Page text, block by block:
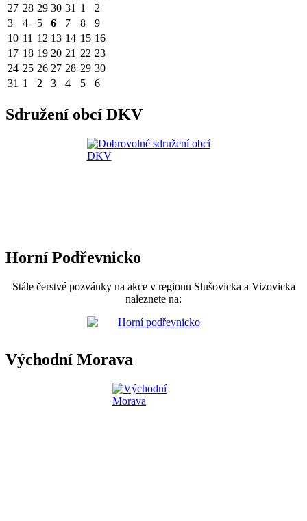
27 28 29 30 31 1
2
3
4 5 6 7 8
9
10 11 12 13 14 15 16
17 18 19 20 21 22 23
24 25 26 27 28 29 30
31 1 2 3 4 5 6
Sdružení obcí DKV
Horní Podřevnicko
Stále čerstvé pozvánky na akce v regionu Slušovicka a Vizovicka
naleznete na:
Východní Morava